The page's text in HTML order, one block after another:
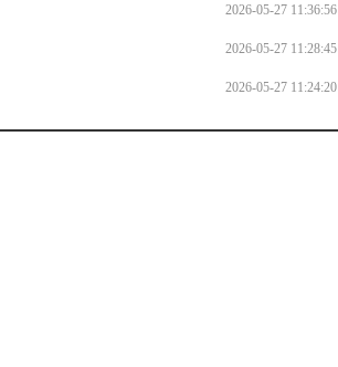
2026-05-27 11:36:56
2026-05-27 11:28:45
2026-05-27 11:24:20